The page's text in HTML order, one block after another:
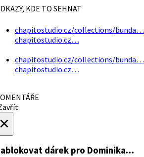
KDE TO SEHNAT
chapitostudio.cz/collections/bunda…
chapitostudio.cz…
chapitostudio.cz/collections/bunda…
chapitostudio.cz…
dárek pro Dominika…